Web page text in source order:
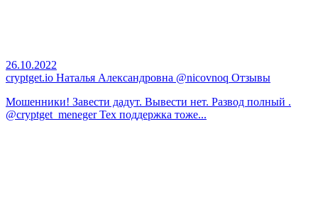
26.10.2022
cryptget.io Наталья Александровна @nicovnoq Отзывы
Мошенники! Завести дадут. Вывести нет. Развод полный .
@cryptget_meneger Тех поддержка тоже...